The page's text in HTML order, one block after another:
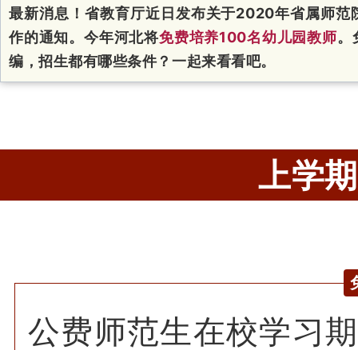
最新消息！省教育厅近日发布关于2020年省属师范
作的通知。 今年河北将免费培养100名幼儿园教师。
编，招生都有哪些条件？一起来看看吧。
上学
公费师范生在校学习